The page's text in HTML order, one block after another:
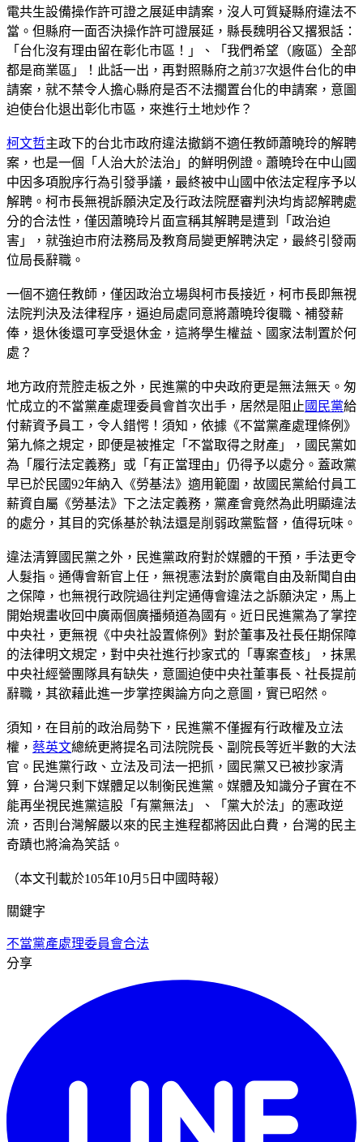
電共生設備操作許可證之展延申請案，沒人可質疑縣府違法不
當。但縣府一面否決操作許可證展延，縣長魏明谷又撂狠話：
「台化沒有理由留在彰化市區！」、「我們希望（廠區）全部
都是商業區」！此話一出，再對照縣府之前37次退件台化的申
請案，就不禁令人擔心縣府是否不法擱置台化的申請案，意圖
迫使台化退出彰化市區，來進行土地炒作？
柯文哲主政下的台北市政府違法撤銷不適任教師蕭曉玲的解聘
案，也是一個「人治大於法治」的鮮明例證。蕭曉玲在中山國
中因多項脫序行為引發爭議，最終被中山國中依法定程序予以
解聘。柯市長無視訴願決定及行政法院歷審判決均肯認解聘處
分的合法性，僅因蕭曉玲片面宣稱其解聘是遭到「政治迫
害」，就強迫市府法務局及教育局變更解聘決定，最終引發兩
位局長辭職。
一個不適任教師，僅因政治立場與柯市長接近，柯市長即無視
法院判決及法律程序，逼迫局處同意將蕭曉玲復職、補發薪
俸，退休後還可享受退休金，這將學生權益、國家法制置於何
處？
地方政府荒腔走板之外，民進黨的中央政府更是無法無天。匆
忙成立的不當黨產處理委員會首次出手，居然是阻止 國民黨給
付薪資予員工，令人錯愕！須知，依據《不當黨產處理條例》
第九條之規定，即便是被推定「不當取得之財產」，國民黨如
為「履行法定義務」或「有正當理由」仍得予以處分。蓋政黨
早已於民國92年納入《勞基法》適用範圍，故國民黨給付員工
薪資自屬《勞基法》下之法定義務，黨產會竟然為此明顯違法
的處分，其目的究係基於執法還是削弱政黨監督，值得玩味。
違法清算國民黨之外，民進黨政府對於媒體的干預，手法更令
人髮指。通傳會新官上任，無視憲法對於廣電自由及新聞自由
之保障，也無視行政院過往判定通傳會違法之訴願決定，馬上
開始規畫收回中廣兩個廣播頻道為國有。近日民進黨為了掌控
中央社，更無視《中央社設置條例》對於董事及社長任期保障
的法律明文規定，對中央社進行抄家式的「專案查核」，抹黑
中央社經營團隊具有缺失，意圖迫使中央社董事長、社長提前
辭職，其欲藉此進一步掌控輿論方向之意圖，實已昭然。
須知，在目前的政治局勢下，民進黨不僅握有行政權及立法
權， 蔡英文總統更將提名司法院院長、副院長等近半數的大法
官。民進黨行政、立法及司法一把抓，國民黨又已被抄家清
算，台灣只剩下媒體足以制衡民進黨。媒體及知識分子實在不
能再坐視民進黨這股「有黨無法」、「黨大於法」的憲政逆
流，否則台灣解嚴以來的民主進程都將因此白費，台灣的民主
奇蹟也將淪為笑話。
（本文刊載於105年10月5日中國時報）
關鍵字
不當黨產處理委員會合法
分享